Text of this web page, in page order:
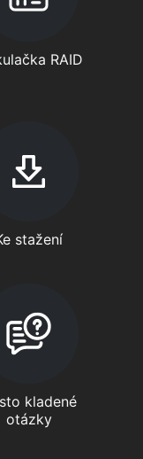
RAID
stažení
kladené
otázky